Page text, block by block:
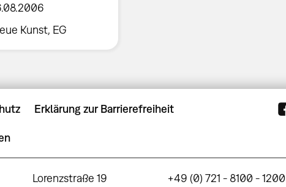
Kunst, EG
Erklärung zur Barrierefreiheit
Lorenzstraße 19
+49 (0) 721 - 8100 - 1200